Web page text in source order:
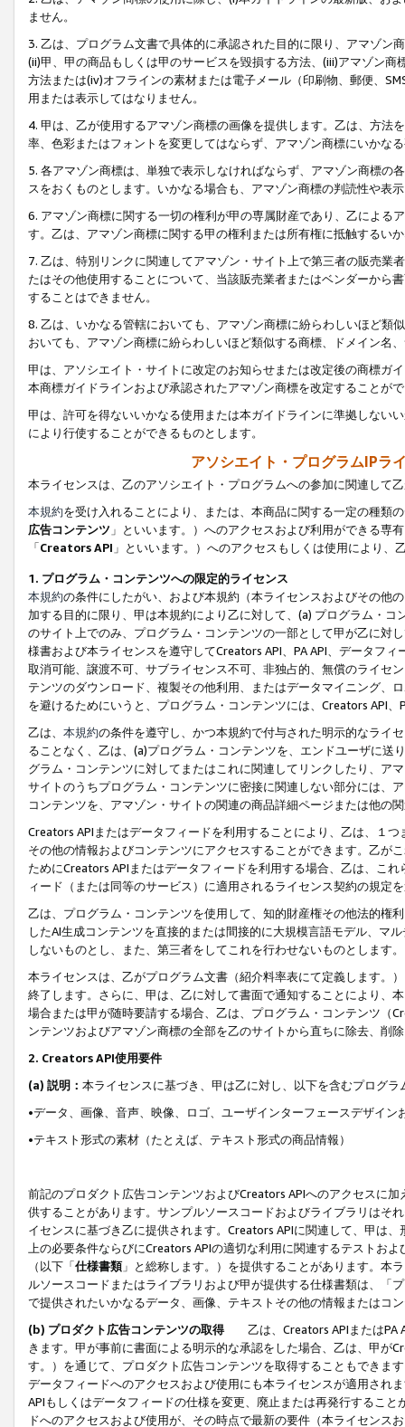
ません。
3. 乙は、プログラム文書で具体的に承認された目的に限り、アマゾン
(ii)甲、甲の商品もしくは甲のサービスを毀損する方法、(iii)アマゾン
方法または(iv)オフラインの素材または電子メール（印刷物、郵便、
用または表示してはなりません。
4. 甲は、乙が使用するアマゾン商標の画像を提供します。乙は、方
率、色彩またはフォントを変更してはならず、アマゾン商標にいかな
5. 各アマゾン商標は、単独で表示しなければならず、アマゾン商標
スをおくものとします。いかなる場合も、アマゾン商標の判読性や表
6. アマゾン商標に関する一切の権利が甲の専属財産であり、乙による
す。乙は、アマゾン商標に関する甲の権利または所有権に抵触するい
7. 乙は、特別リンクに関連してアマゾン・サイト上で第三者の販売
たはその他使用することについて、当該販売業者またはベンダーから
することはできません。
8. 乙は、いかなる管轄においても、アマゾン商標に紛らわしいほど類
おいても、アマゾン商標に紛らわしいほど類似する商標、ドメイン名
甲は、アソシエイト・サイトに改定のお知らせまたは改定後の商標ガ
本商標ガイドラインおよび承認されたアマゾン商標を改定することが
甲は、許可を得ないいかなる使用または本ガイドラインに準拠しない
により行使することができるものとします。
アソシエイト・プログラムIPラ
本ライセンスは、乙のアソシエイト・プログラムへの参加に関連して
本規約を受け入れることにより、または、本商品に関する一定の種類
広告コンテンツ 」といいます。）へのアクセスおよび利用ができる専
「Creators API 」といいます。）へのアクセスもしくは使用により
1. プログラム・コンテンツへの限定的ライセンス
本規約の条件にしたがい、および本規約（本ライセンスおよびその他
加する目的に限り、甲は本規約により乙に対して、(a) プログラム・
のサイト上でのみ、プログラム・コンテンツの一部として甲が乙に対
様書および本ライセンスを遵守してCreators API、PA API、データフ
取消可能、譲渡不可、サブライセンス不可、非独占的、無償のライセ
テンツのダウンロード、複製その他利用、またはデータマイニング、
を避けるためにいうと、プログラム・コンテンツには、Creators API
乙は、 本規約の条件を遵守し、かつ本規約で付与された明示的なライ
ることなく、乙は、(a)プログラム・コンテンツを、エンドユーザに
グラム・コンテンツに対してまたはこれに関連してリンクしたり、ア
サイトのうちプログラム・コンテンツに密接に関連しない部分には、
コンテンツを、アマゾン・サイトの関連の商品詳細ページまたは他の
Creators APIまたはデータフィードを利用することにより、乙は、１
その他の情報およびコンテンツにアクセスすることができます。乙が
ためにCreators APIまたはデータフィードを利用する場合、乙は、こ
ィード（または同等のサービス）に適用されるライセンス契約の規定
乙は、プログラム・コンテンツを使用して、知的財産権その他法的権
したAI生成コンテンツを直接的または間接的に大規模言語モデル、マ
しないものとし、また、第三者をしてこれを行わせないものとします。
本ライセンスは、乙がプログラム文書（紹介料率表にて定義します。
終了します。さらに、甲は、乙に対して書面で通知することにより、
場合または甲が随時要請する場合、乙は、プログラム・コンテンツ（
ンテンツおよびアマゾン商標の全部を乙のサイトから直ちに除去、削
2. Creators API使用要件
(a) 説明： 本ライセンスに基づき、甲は乙に対し、以下を含むプログ
•データ、画像、音声、映像、ロゴ、ユーザインターフェースデザイ
•テキスト形式の素材（たとえば、テキスト形式の商品情報）
前記のプロダクト広告コンテンツおよびCreators APIへのアクセスに
供することがあります。サンプルソースコードおよびライブラリはそ
イセンスに基づき乙に提供されます。Creators APIに関連して、甲は
上の必要条件ならびにCreators APIの適切な利用に関連するテストお
（以下「仕様書類」と総称します。）を提供することがあります。本
ルソースコードまたはライブラリおよび甲が提供する仕様書類は、「
で提供されたいかなるデータ、画像、テキストその他の情報またはコ
(b) プロダクト広告コンテンツの取得
乙は、Creators APIまたはPA
きます。甲が事前に書面による明示的な承認をした場合、乙は、甲が
す。）を通じて、プロダクト広告コンテンツを取得することもできま
データフィードへのアクセスおよび使用にも本ライセンスが適用され
APIもしくはデータフィードの仕様を変更、廃止または再発行するこ
ドへのアクセスおよび使用が、その時点で最新の要件（本ライセン